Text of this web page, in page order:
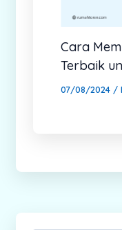
Cara
Terbaik
07/08/2024 /